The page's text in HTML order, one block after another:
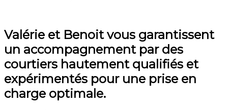
Valérie et Benoit vous garantissent
un accompagnement par des
courtiers hautement qualifiés et
expérimentés pour une prise en
charge optimale.